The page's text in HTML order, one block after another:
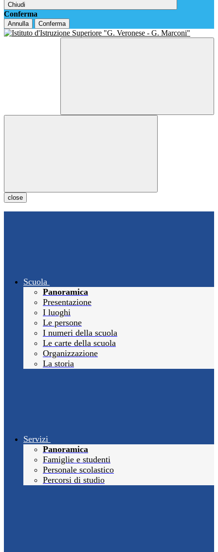
Chiudi
Conferma
Annulla Conferma
close
Scuola
Panoramica
Presentazione
I luoghi
Le persone
I numeri della scuola
Le carte della scuola
Organizzazione
La storia
Servizi
Panoramica
Famiglie e studenti
Personale scolastico
Percorsi di studio